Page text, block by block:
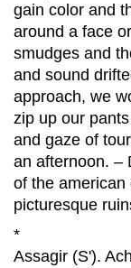
gain color and
around a face
smudges and
and sound
approach, we
zip up our
and gaze of
an afternoon. –
of the
picturesque
*
Assagir (S').